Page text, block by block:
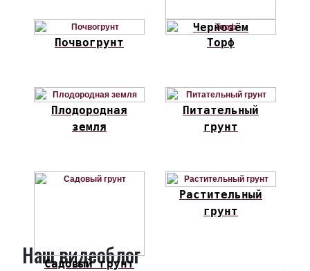
Чернозём
Почвогрунт
Торф
Плодородная
земля
Питательный
грунт
Садовый грунт
Растительный
грунт
Наш видеоблог